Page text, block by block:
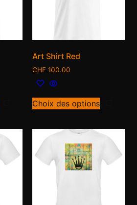
Art Shirt Red
CHF 100.00
Choix des options